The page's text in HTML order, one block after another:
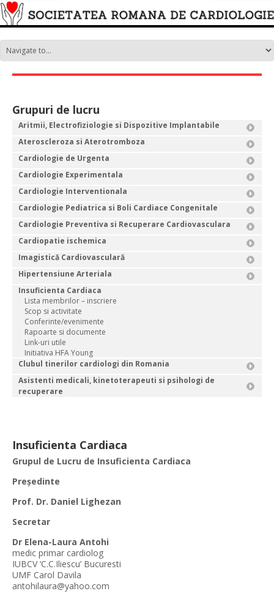
Grupuri de lucru
Aritmii, Electrofiziologie si Dispozitive Implantabile
Ateroscleroza si Aterotromboza
Cardiologie de Urgenta
Cardiologie Experimentala
Cardiologie Interventionala
Cardiologie Pediatrica si Boli Cardiace Congenitale
Cardiologie Preventiva si Recuperare Cardiovasculara
Cardiopatie ischemica
Imagistică Cardiovasculară
Hipertensiune Arteriala
Insuficienta Cardiaca
Lista membrilor – inscriere
Scop si activitate
Conferinte/evenimente
Rapoarte si documente
Link-uri utile
Initiativa HFA Young
Clubul tinerilor cardiologi din Romania
Asistenti medicali, kinetoterapeuti si psihologi de
recuperare
Insuficienta Cardiaca
Grupul de Lucru de Insuficienta Cardiaca
Preşedinte
Prof. Dr. Daniel Lighezan
Secretar
Dr Elena-Laura Antohi
medic primar cardiolog
IUBCV ‘C.C.Iliescu’ Bucuresti
UMF Carol Davila
antohilaura@yahoo.com